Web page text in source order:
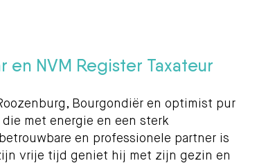
en NVM Register Taxateur
Bourgondiër en optimist pur
met energie en een sterk
en professionele partner is
vrije tijd geniet hij met zijn gezin en